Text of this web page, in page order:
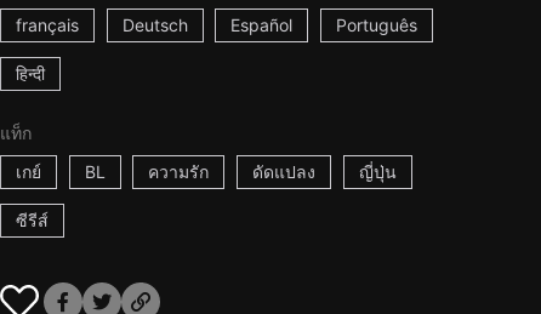
français Deutsch Español Português
हिन्दी
แท็ก
เกย์
BL ความรัก ดัดแปลง ญี่ปุ่น
ซีรีส์